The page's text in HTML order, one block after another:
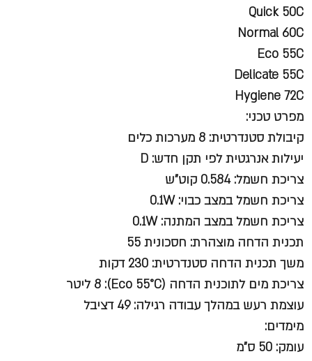
Quick 50C
Normal 60C
Eco 55C
Delicate 55C
Hygiene 72C
מפרט טכני:
קיבולת סטנדרטית: 8 מערכות כלים
יעילות אנרגטית לפי תקן חדש: D
צריכת חשמל: 0.584 קוט"ש
צריכת חשמל במצב כבוי: 0.1W
צריכת חשמל במצב המתנה: 0.1W
תכנית הדחה מוצהרת: חסכונית 55
משך תכנית הדחה סטנדרטית: 230 דקות
צריכת מים לתוכנית הדחה (Eco 55°C): 8 ליטר
עוצמת רעש במהלך עבודה רגילה: 49 דציבל
מימדים:
עומק: 50 ס"מ